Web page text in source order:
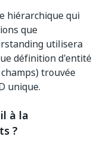
hiérarchique qui
que
utilisera
définition d'entité
trouvée
unique.
à la
?